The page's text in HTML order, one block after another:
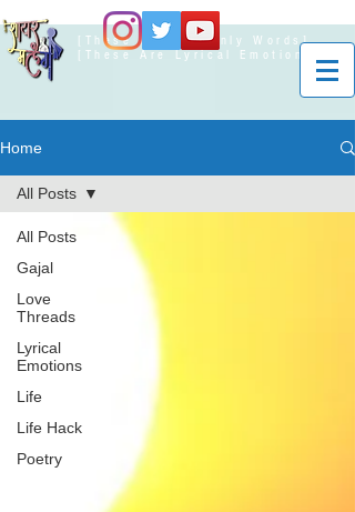
[These Are Not Only Words]
[These Are Lyrical Emotions]
Home
All Posts
Gajal
Love
Threads
Lyrical
Emotions
Life
Life Hack
Poetry
All Posts